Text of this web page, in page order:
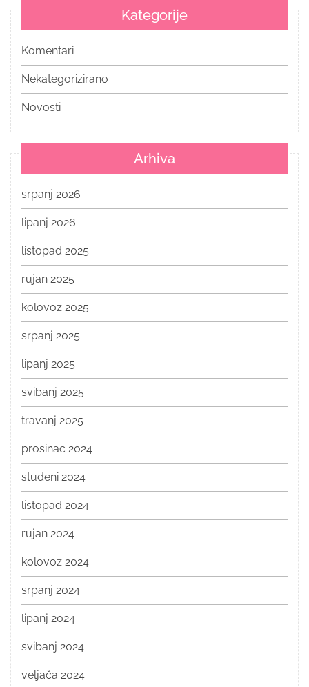
Kategorije
Komentari
Nekategorizirano
Novosti
Arhiva
srpanj 2026
lipanj 2026
listopad 2025
rujan 2025
kolovoz 2025
srpanj 2025
lipanj 2025
svibanj 2025
travanj 2025
prosinac 2024
studeni 2024
listopad 2024
rujan 2024
kolovoz 2024
srpanj 2024
lipanj 2024
svibanj 2024
veljača 2024